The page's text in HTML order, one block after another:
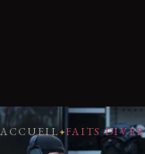
ACCUEIL FAITS